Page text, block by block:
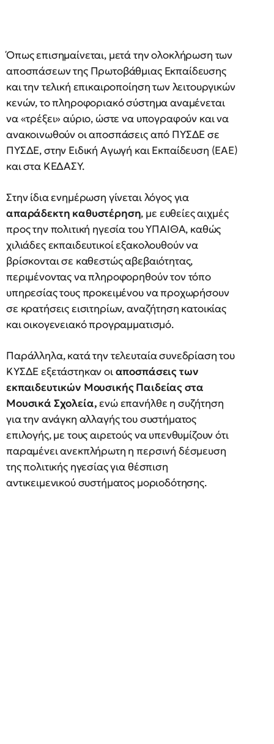
Όπως επισημαίνεται, μετά την ολοκλήρωση των
αποσπάσεων της Πρωτοβάθμιας Εκπαίδευσης
και την τελική επικαιροποίηση των λειτουργικών
κενών, το πληροφοριακό σύστημα αναμένεται
να «τρέξει» αύριο, ώστε να υπογραφούν και να
ανακοινωθούν οι αποσπάσεις από ΠΥΣΔΕ σε
ΠΥΣΔΕ, στην Ειδική Αγωγή και Εκπαίδευση (ΕΑΕ)
και στα ΚΕΔΑΣΥ.
Στην ίδια ενημέρωση γίνεται λόγος για
απαράδεκτη καθυστέρηση, με ευθείες αιχμές
προς την πολιτική ηγεσία του ΥΠΑΙΘΑ, καθώς
χιλιάδες εκπαιδευτικοί εξακολουθούν να
βρίσκονται σε καθεστώς αβεβαιότητας,
περιμένοντας να πληροφορηθούν τον τόπο
υπηρεσίας τους προκειμένου να προχωρήσουν
σε κρατήσεις εισιτηρίων, αναζήτηση κατοικίας
και οικογενειακό προγραμματισμό.
Παράλληλα, κατά την τελευταία συνεδρίαση του
ΚΥΣΔΕ εξετάστηκαν οιαποσπάσεις των
εκπαιδευτικών Μουσικής Παιδείας στα
Μουσικά Σχολεία,ενώ επανήλθε η συζήτηση
για την ανάγκη αλλαγής του συστήματος
επιλογής, με τους αιρετούς να υπενθυμίζουν ότι
παραμένει ανεκπλήρωτη η περσινή δέσμευση
της πολιτικής ηγεσίας για θέσπιση
αντικειμενικού συστήματος μοριοδότησης.